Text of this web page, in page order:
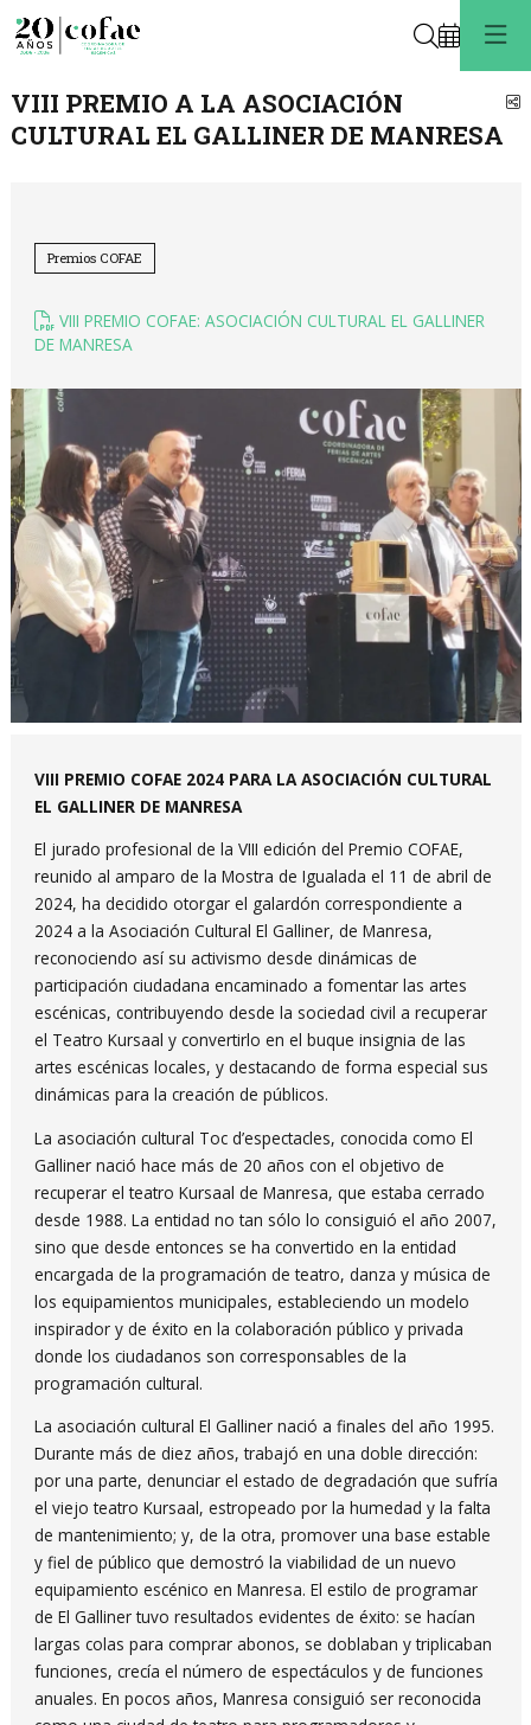
Buscar
VIII PREMIO A LA ASOCIACIÓN
CULTURAL EL GALLINER DE MANRESA
Premios COFAE
VIII PREMIO COFAE: ASOCIACIÓN CULTURAL EL GALLINER
DE MANRESA
VIII PREMIO COFAE 2024 PARA LA ASOCIACIÓN CULTURAL
EL GALLINER DE MANRESA
El jurado profesional de la VIII edición del Premio COFAE,
reunido al amparo de la Mostra de Igualada el 11 de abril de
2024, ha decidido otorgar el galardón correspondiente a
2024 a la Asociación Cultural El Galliner, de Manresa,
reconociendo así su activismo desde dinámicas de
participación ciudadana encaminado a fomentar las artes
escénicas, contribuyendo desde la sociedad civil a recuperar
el Teatro Kursaal y convertirlo en el buque insignia de las
artes escénicas locales, y destacando de forma especial sus
dinámicas para la creación de públicos.
La asociación cultural Toc d’espectacles, conocida como El
Galliner nació hace más de 20 años con el objetivo de
recuperar el teatro Kursaal de Manresa, que estaba cerrado
desde 1988. La entidad no tan sólo lo consiguió el año 2007,
sino que desde entonces se ha convertido en la entidad
encargada de la programación de teatro, danza y música de
los equipamientos municipales, estableciendo un modelo
inspirador y de éxito en la colaboración público y privada
donde los ciudadanos son corresponsables de la
programación cultural.
La asociación cultural El Galliner nació a finales del año 1995.
Durante más de diez años, trabajó en una doble dirección:
por una parte, denunciar el estado de degradación que sufría
el viejo teatro Kursaal, estropeado por la humedad y la falta
de mantenimiento; y, de la otra, promover una base estable
y fiel de público que demostró la viabilidad de un nuevo
equipamiento escénico en Manresa. El estilo de programar
de El Galliner tuvo resultados evidentes de éxito: se hacían
largas colas para comprar abonos, se doblaban y triplicaban
funciones, crecía el número de espectáculos y de funciones
anuales. En pocos años, Manresa consiguió ser reconocida